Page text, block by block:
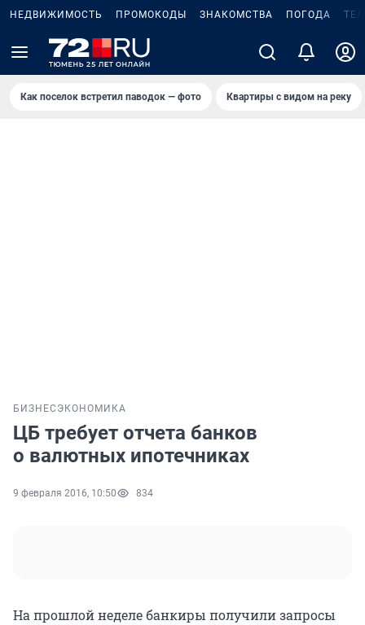
НЕДВИЖИМОСТЬ ПРОМОКОДЫ ЗНАКОМСТВА ПОГОДА
Как поселок встретил паводок — фото Квартиры с видом на реку
БИЗНЕС ЭКОНОМИКА
ЦБ требует отчета банков
о валютных ипотечниках
9 февраля 2016, 10:50 834
На прошлой неделе банкиры получили запросы